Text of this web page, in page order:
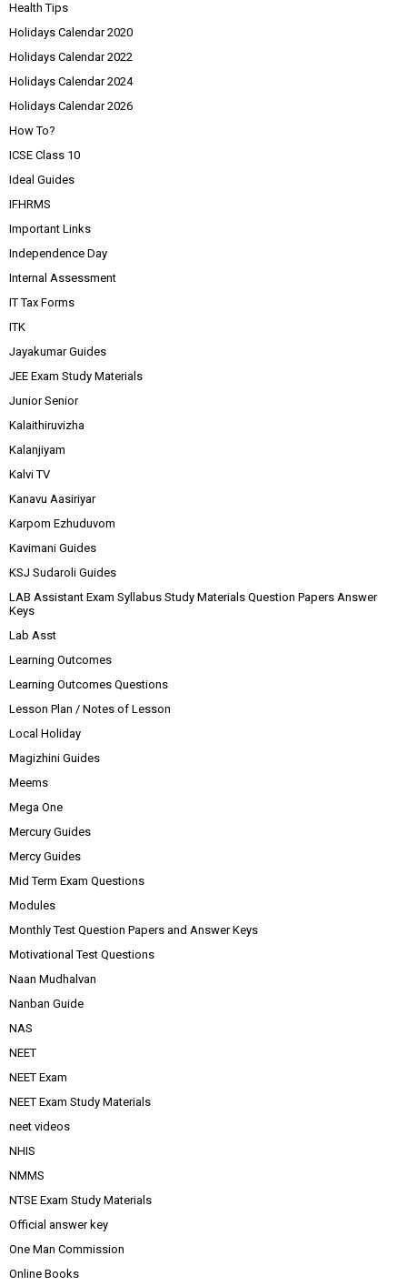
Health Tips
Holidays Calendar 2020
Holidays Calendar 2022
Holidays Calendar 2024
Holidays Calendar 2026
How To?
ICSE Class 10
Ideal Guides
IFHRMS
Important Links
Independence Day
Internal Assessment
IT Tax Forms
ITK
Jayakumar Guides
JEE Exam Study Materials
Junior Senior
Kalaithiruvizha
Kalanjiyam
Kalvi TV
Kanavu Aasiriyar
Karpom Ezhuduvom
Kavimani Guides
KSJ Sudaroli Guides
LAB Assistant Exam Syllabus Study Materials Question Papers Answer
Keys
Lab Asst
Learning Outcomes
Learning Outcomes Questions
Lesson Plan / Notes of Lesson
Local Holiday
Magizhini Guides
Meems
Mega One
Mercury Guides
Mercy Guides
Mid Term Exam Questions
Modules
Monthly Test Question Papers and Answer Keys
Motivational Test Questions
Naan Mudhalvan
Nanban Guide
NAS
NEET
NEET Exam
NEET Exam Study Materials
neet videos
NHIS
NMMS
NTSE Exam Study Materials
Official answer key
One Man Commission
Online Books